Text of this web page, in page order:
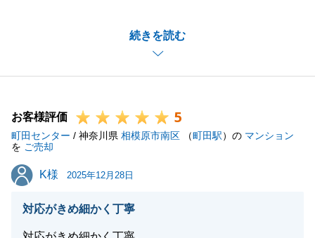
続きを読む
いましたら、いつでもお気軽にご相談ください。
引き続き、よろしくお願い申し上げます。
閉じる
お客様評価 5
町田センター / 神奈川県 相模原市南区 （町田駅）の マンション
を ご売却
K様
K様 2025年12月28日
対応がきめ細かく丁寧